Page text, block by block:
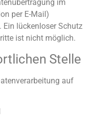
im
per E-Mail)
lückenloser Schutz
ist nicht möglich.
Stelle
auf